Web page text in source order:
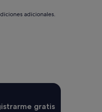
adicionales.
gratis